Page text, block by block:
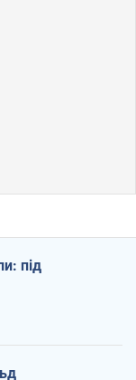
під